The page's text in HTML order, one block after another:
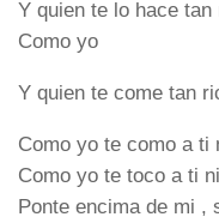
Y quien te lo hace
Como yo
Y quien te come tan
Como yo te como a ti
Como yo te toco a ti
Ponte encima de mi ,